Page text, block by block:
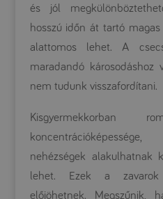
és jól
hosszú időn át tartó
alattomos lehet. A
maradandó károsodáshoz
nem tudunk visszafordítani.
nehézségek alakulhatnak
lehet. Ezek a zavarok
előjöhetnek.